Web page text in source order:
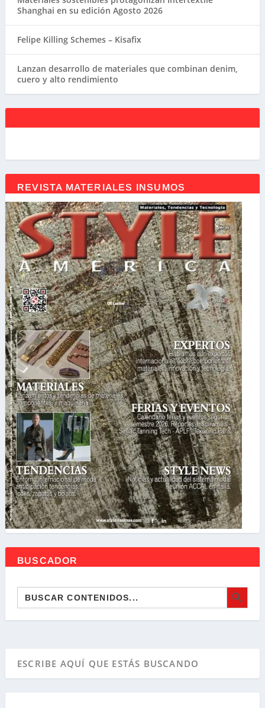
Shanghai en su edición Agosto 2026
Felipe Killing Schemes – Kisafix
Lanzan desarrollo de materiales que combinan denim,
cuero y alto rendimiento
REVISTA MATERIALES INSUMOS
BUSCADOR
Buscar: BOTÓN DE